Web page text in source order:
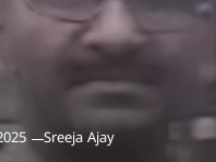
Sreeja Ajay